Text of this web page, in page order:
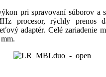
pri spravovaní súborov a
procesor, rýchly prenos
adaptér. Celé zariadenie